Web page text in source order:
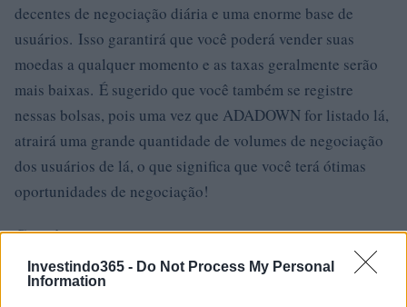
Investindo365 - Do Not Process My Personal
Information
decentes de negociação diária e uma enorme base de
usuários. Isso garantirá que você poderá vender suas
moedas a qualquer momento e as taxas geralmente serão
mais baixas. É sugerido que você também se registre
nessas bolsas, pois uma vez que ADADOWN for listado lá,
atrairá uma grande quantidade de volumes de negociação
dos usuários de lá, o que significa que você terá ótimas
oportunidades de negociação!
Gate.io
Gate.io é uma bolsa de criptomoeda americana lançada em
2017. A troca está disponível em inglês e chinês (o último